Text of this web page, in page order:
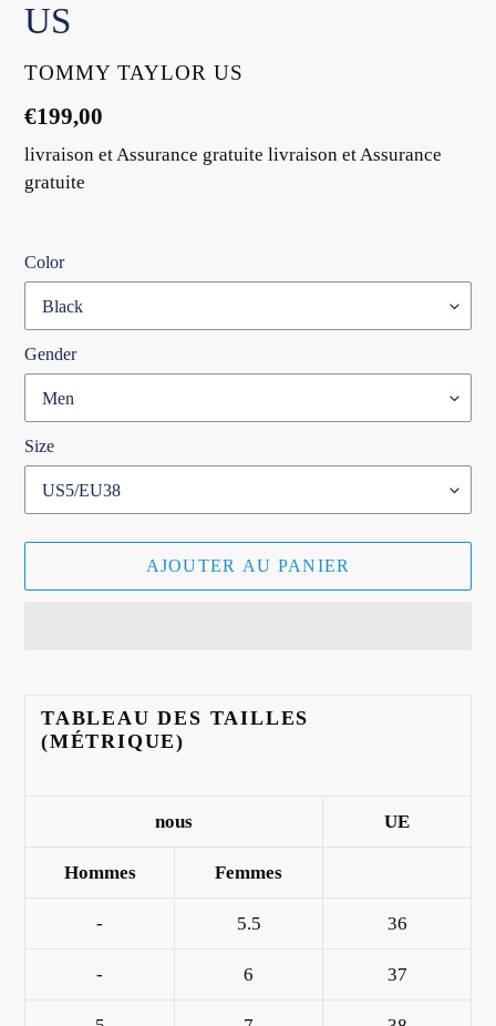
US
DISTRIBUTEUR
TOMMY TAYLOR US
Prix
normal
€199,00
livraison et Assurance gratuite livraison et Assurance
gratuite
Color
Gender
Size
AJOUTER AU PANIER
produit
TABLEAU DES TAILLES
(MÉTRIQUE)
nous UE
Hommes Femmes
- 5.5 36
- 6 37